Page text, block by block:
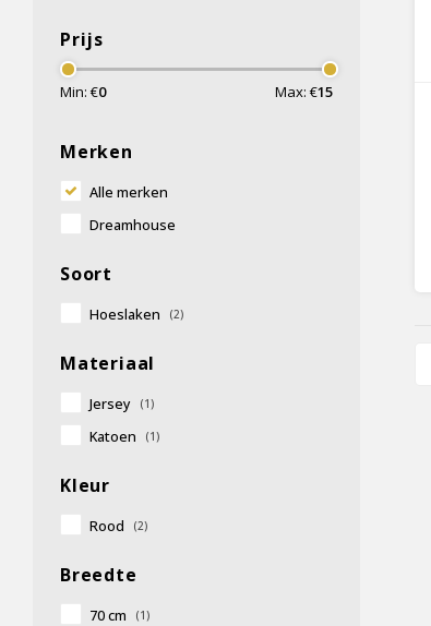
Prijs
Min: €0 Max: €15
Merken
Alle merken
Dreamhouse
Soort
Hoeslaken (2)
Materiaal
Jersey (1)
Katoen (1)
Kleur
Rood (2)
Breedte
70 cm (1)